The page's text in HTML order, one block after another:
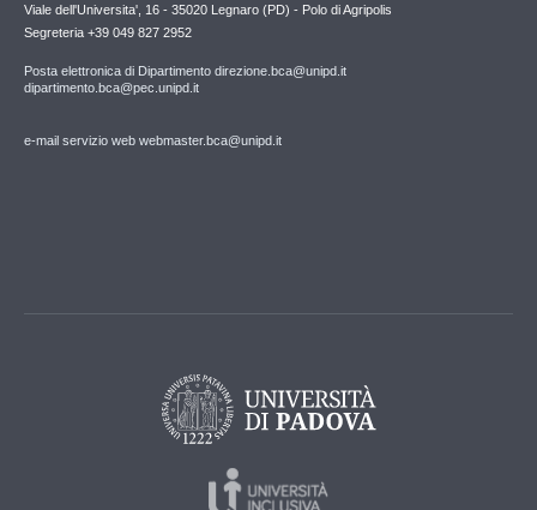
Viale dell'Universita', 16 - 35020 Legnaro (PD) - Polo di Agripolis
Segreteria +39 049 827 2952
Posta elettronica di Dipartimento direzione.bca@unipd.it
dipartimento.bca@pec.unipd.it
e-mail servizio web webmaster.bca@unipd.it